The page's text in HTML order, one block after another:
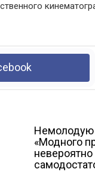
Немолодую
«Модного